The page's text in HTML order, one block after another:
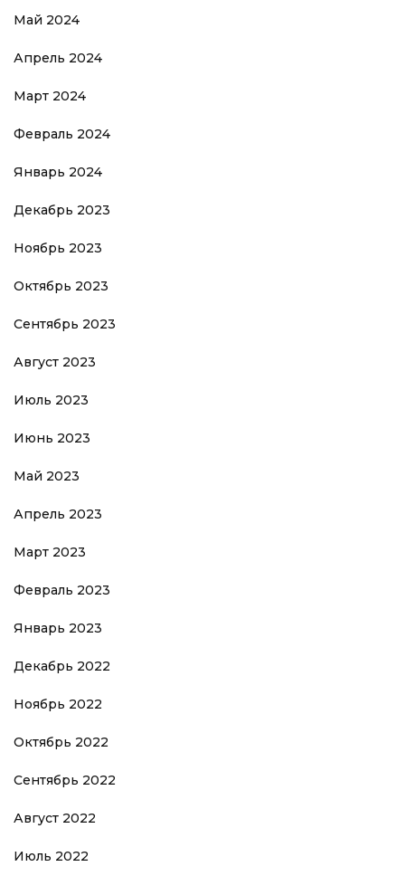
Май 2024
Апрель 2024
Март 2024
Февраль 2024
Январь 2024
Декабрь 2023
Ноябрь 2023
Октябрь 2023
Сентябрь 2023
Август 2023
Июль 2023
Июнь 2023
Май 2023
Апрель 2023
Март 2023
Февраль 2023
Январь 2023
Декабрь 2022
Ноябрь 2022
Октябрь 2022
Сентябрь 2022
Август 2022
Июль 2022